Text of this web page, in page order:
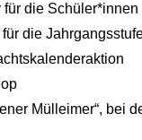
die Schüler*innen
die
Mülleimer“, bei